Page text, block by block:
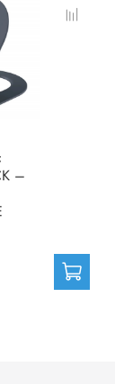
–